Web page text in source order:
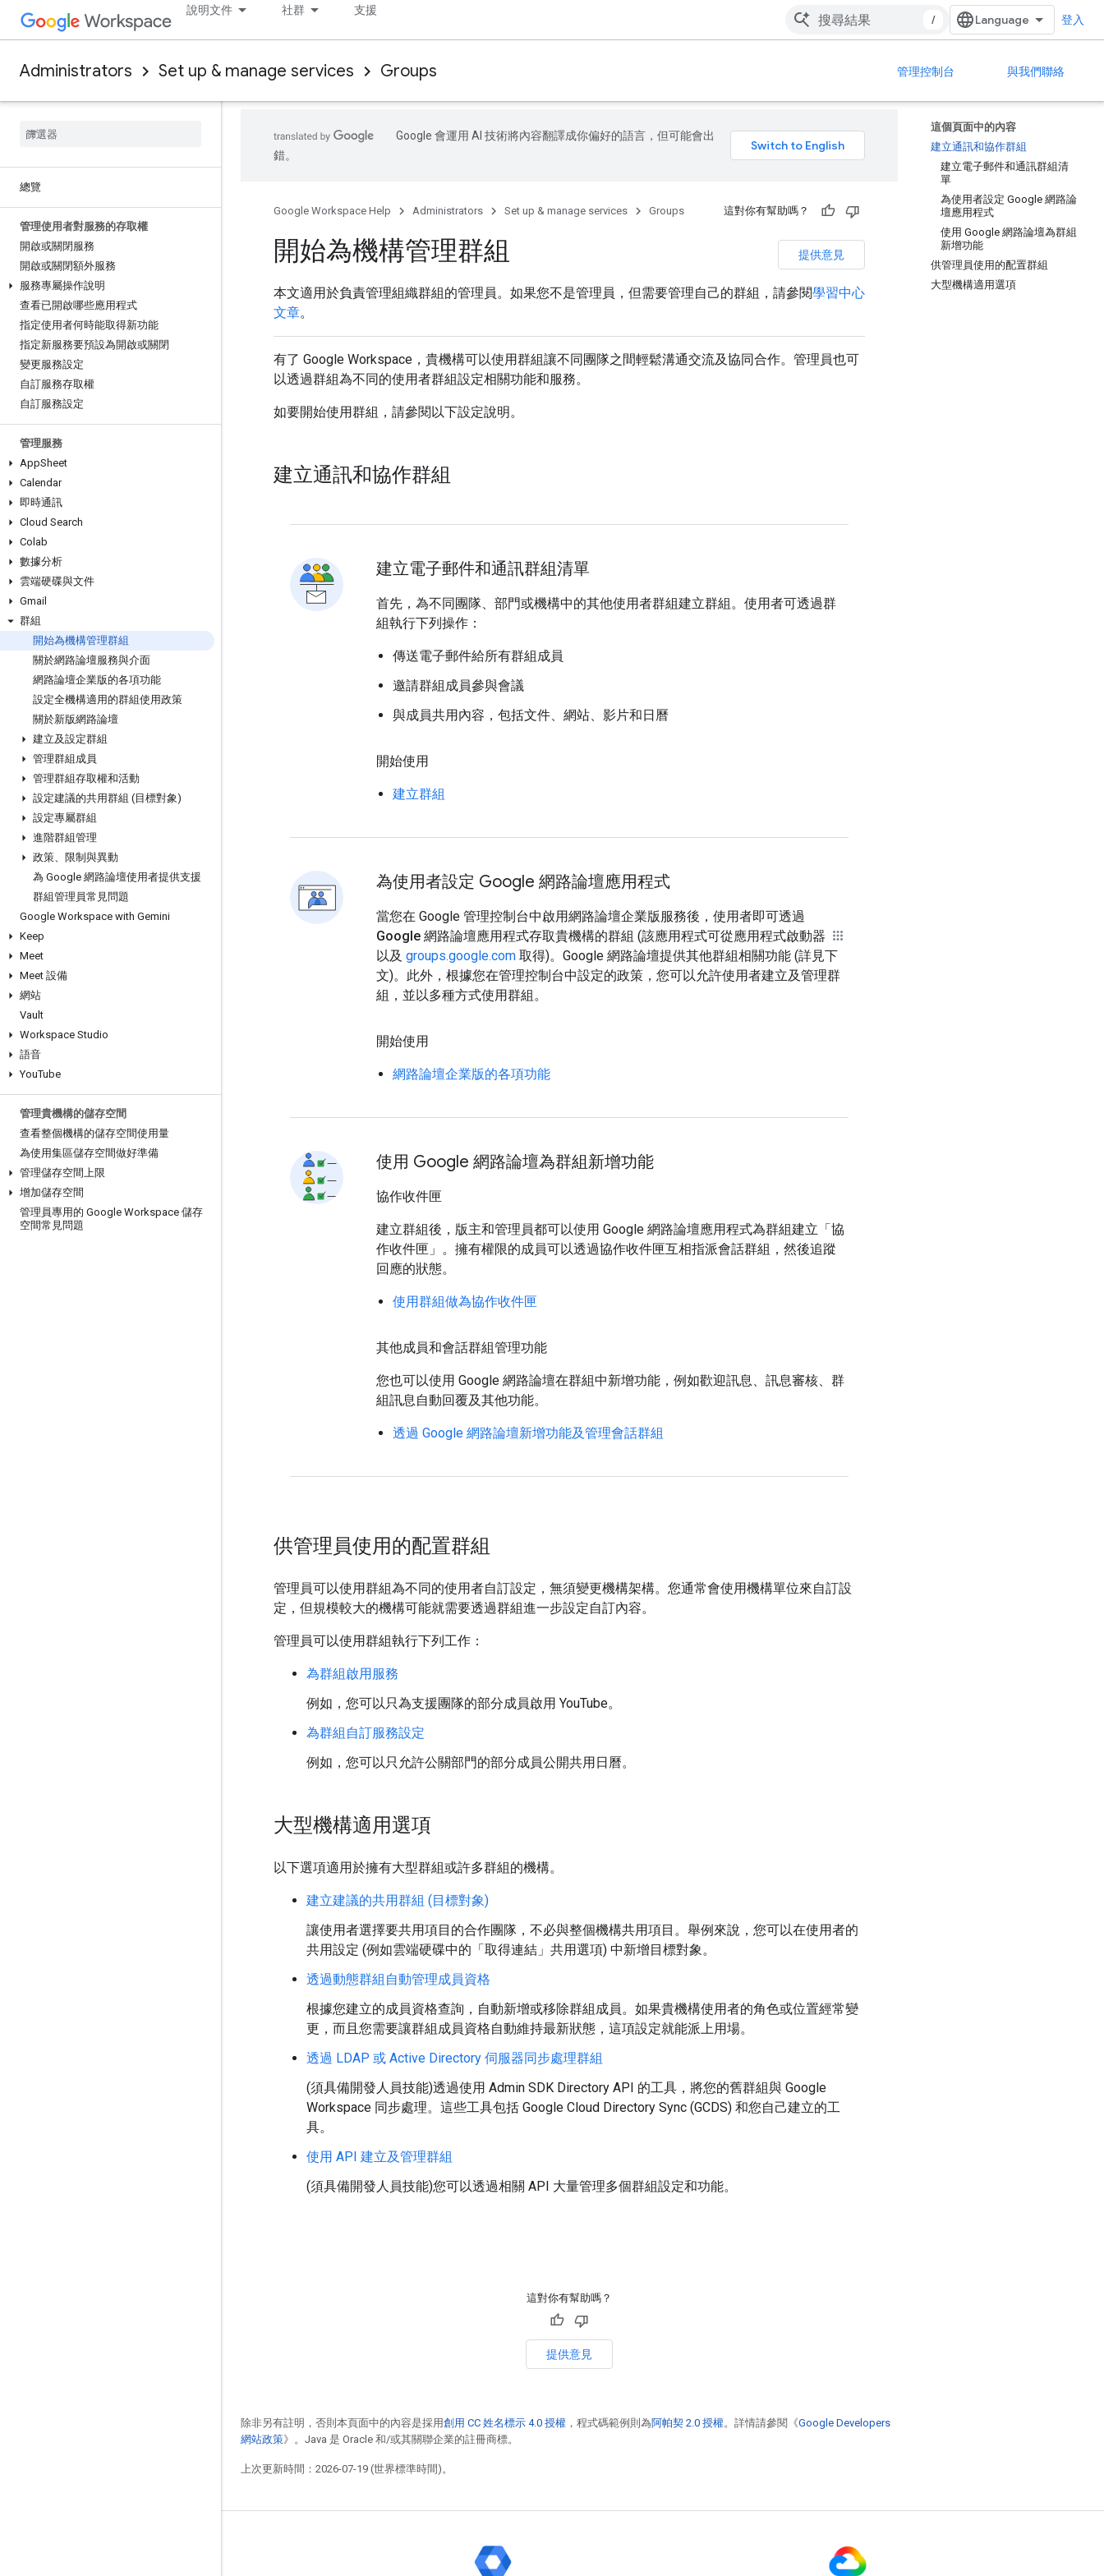
說明文件 社群 支援
/ 登入
Administrators Set up & manage services Groups 管理控制台 與我們聯絡
總覽
管理使用者對服務的存取權
開啟或關閉服務
開啟或關閉額外服務
服務專屬操作說明
查看已開啟哪些應用程式
指定使用者何時能取得新功能
指定新服務要預設為開啟或關閉
變更服務設定
自訂服務存取權
自訂服務設定
管理服務
AppSheet
Calendar
即時通訊
Cloud Search
Colab
數據分析
雲端硬碟與文件
Gmail
群組
開始為機構管理群組
關於網路論壇服務與介面
網路論壇企業版的各項功能
設定全機構適用的群組使用政策
關於新版網路論壇
建立及設定群組
管理群組成員
管理群組存取權和活動
設定建議的共用群組 (目標對象)
設定專屬群組
進階群組管理
政策、限制與異動
為 Google 網路論壇使用者提供支援
群組管理員常見問題
Google Workspace with Gemini
Keep
Meet
Meet 設備
網站
Vault
Workspace Studio
語音
YouTube
管理貴機構的儲存空間
查看整個機構的儲存空間使用量
為使用集區儲存空間做好準備
管理儲存空間上限
增加儲存空間
管理員專用的 Google Workspace 儲存
空間常見問題
這個頁面中的內容
建立通訊和協作群組
建立電子郵件和通訊群組清
單
為使用者設定 Google 網路論
壇應用程式
使用 Google 網路論壇為群組
新增功能
供管理員使用的配置群組
大型機構適用選項
Google 會運用 AI 技術將內容翻譯成你偏好的語言，但可能會出
錯。
Google Workspace Help Administrators Set up & manage services Groups 這對你有幫助嗎？
提供意見
開始為機構管理群組
本文適用於負責管理組織群組的管理員。 如果您不是管理員，但需要管理自己的群組，請參閱學習中心
文章。
有了 Google Workspace，貴機構可以使用群組讓不同團隊之間輕鬆溝通交流及協同合作。管理員也可
以透過群組為不同的使用者群組設定相關功能和服務。
如要開始使用群組，請參閱以下設定說明。
建立通訊和協作群組
建立電子郵件和通訊群組清單
首先，為不同團隊、部門或機構中的其他使用者群組建立群組。使用者可透過群
組執行下列操作：
傳送電子郵件給所有群組成員
邀請群組成員參與會議
與成員共用內容，包括文件、網站、影片和日曆
開始使用
建立群組
為使用者設定 Google 網路論壇應用程式
當您在 Google 管理控制台中啟用網路論壇企業版服務後，使用者即可透過
Google 網路論壇應用程式存取貴機構的群組 (該應用程式可從應用程式啟動器
以及 groups.google.com 取得)。Google 網路論壇提供其他群組相關功能 (詳見下
文)。此外，根據您在管理控制台中設定的政策，您可以允許使用者建立及管理群
組，並以多種方式使用群組。
開始使用
網路論壇企業版的各項功能
使用 Google 網路論壇為群組新增功能
協作收件匣
建立群組後，版主和管理員都可以使用 Google 網路論壇應用程式為群組建立「協
作收件匣」 。擁有權限的成員可以透過協作收件匣互相指派會話群組，然後追蹤
回應的狀態。
使用群組做為協作收件匣
其他成員和會話群組管理功能
您也可以使用 Google 網路論壇在群組中新增功能，例如歡迎訊息、訊息審核、群
組訊息自動回覆及其他功能。
透過 Google 網路論壇新增功能及管理會話群組
供管理員使用的配置群組
管理員可以使用群組為不同的使用者自訂設定，無須變更機構架構。您通常會使用機構單位來自訂設
定，但規模較大的機構可能就需要透過群組進一步設定自訂內容。
管理員可以使用群組執行下列工作：
為群組啟用服務
例如，您可以只為支援團隊的部分成員啟用 YouTube。
為群組自訂服務設定
例如，您可以只允許公關部門的部分成員公開共用日曆。
大型機構適用選項
以下選項適用於擁有大型群組或許多群組的機構。
建立建議的共用群組 (目標對象)
讓使用者選擇要共用項目的合作團隊，不必與整個機構共用項目。舉例來說，您可以在使用者的
共用設定 (例如雲端硬碟中的「取得連結」共用選項) 中新增目標對象。
透過動態群組自動管理成員資格
根據您建立的成員資格查詢，自動新增或移除群組成員。如果貴機構使用者的角色或位置經常變
更，而且您需要讓群組成員資格自動維持最新狀態，這項設定就能派上用場。
透過 LDAP 或 Active Directory 伺服器同步處理群組
(須具備開發人員技能)透過使用 Admin SDK Directory API 的工具，將您的舊群組與 Google
Workspace 同步處理。這些工具包括 Google Cloud Directory Sync (GCDS) 和您自己建立的工
具。
使用 API 建立及管理群組
(須具備開發人員技能)您可以透過相關 API 大量管理多個群組設定和功能。
這對你有幫助嗎？
提供意見
除非另有註明，否則本頁面中的內容是採用創用 CC 姓名標示 4.0 授權 ，程式碼範例則為阿帕契 2.0 授權。詳情請參閱《Google Developers
網站政策》。Java 是 Oracle 和/或其關聯企業的註冊商標。
上次更新時間：2026-07-19 (世界標準時間)。